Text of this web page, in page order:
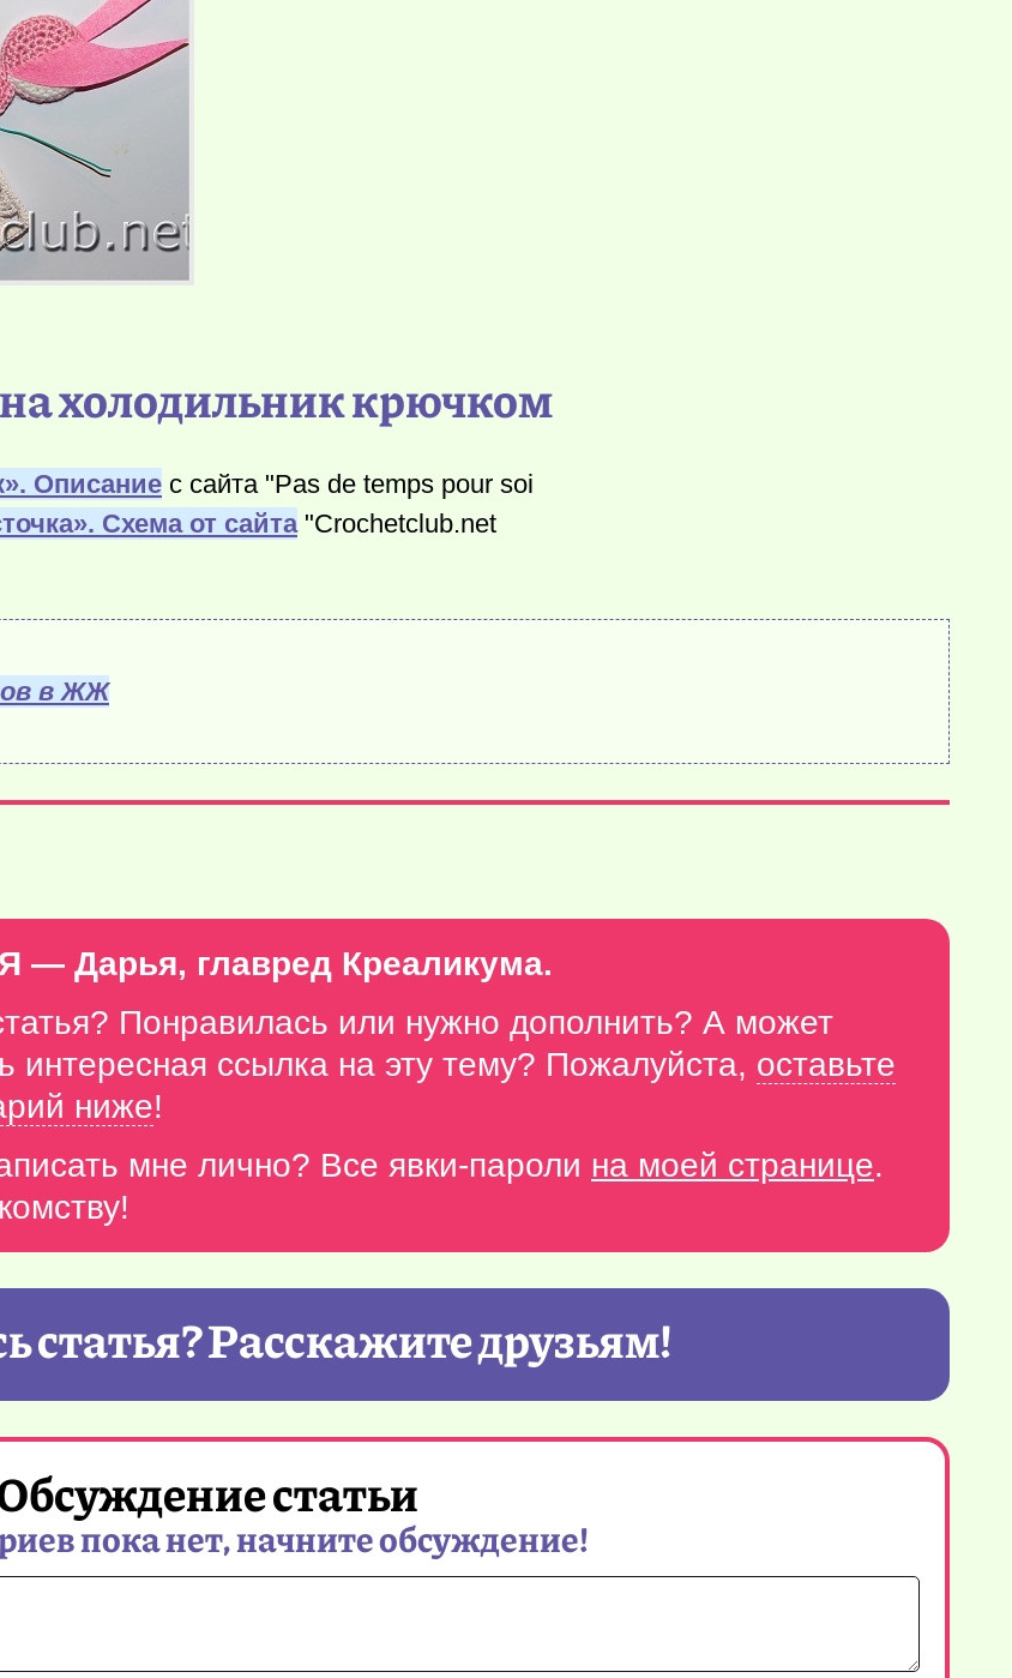
холодильник крючком
Описание с сайта "Pas de temps pour soi
Схема от сайта"Crochetclub.net
в ЖЖ
— Дарья, главред Креаликума.
Понравилась или нужно дополнить? А может
интересная ссылка на эту тему? Пожалуйста, оставьте
ниже!
мне лично? Все явки-пароли на моей странице.
статья? Расскажите друзьям!
статьи
пока нет, начните обсуждение!